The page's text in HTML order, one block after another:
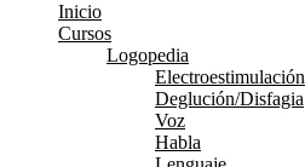
Inicio
Cursos
Logopedia
Electroestimulación
Deglución/Disfagia
Voz
Habla